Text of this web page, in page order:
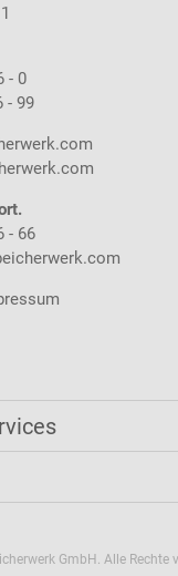
- 0
- 99
- 66
GmbH. Alle Rechte